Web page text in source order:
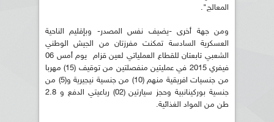
المعالج".
ومن جهة أخرى -يضيف نفس المصدر- وبإقليم الناحية
العسكرية السادسة تمكنت مفرزتان من الجيش الوطني
الشعبي تابعتان للقطاع العملياتي لعين قزام يوم أمس 06
فيفري 2015 في عمليتين منفصلتين من توقيف (15) مهربا
من جنسيات افريقية منهم (10) من جنسية نيجيرية و(5) من
جنسية بوركينانبية وحجز سيارتين (02) رباعيتي الدفع و 2.8
طن من المواد الغذائية.